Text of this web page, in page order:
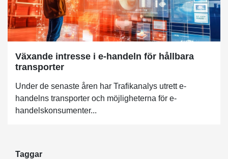
Växande intresse i e-handeln för hållbara
transporter
Under de senaste åren har Trafikanalys utrett e-
handelns transporter och möjligheterna för e-
handelskonsumenter...
Taggar